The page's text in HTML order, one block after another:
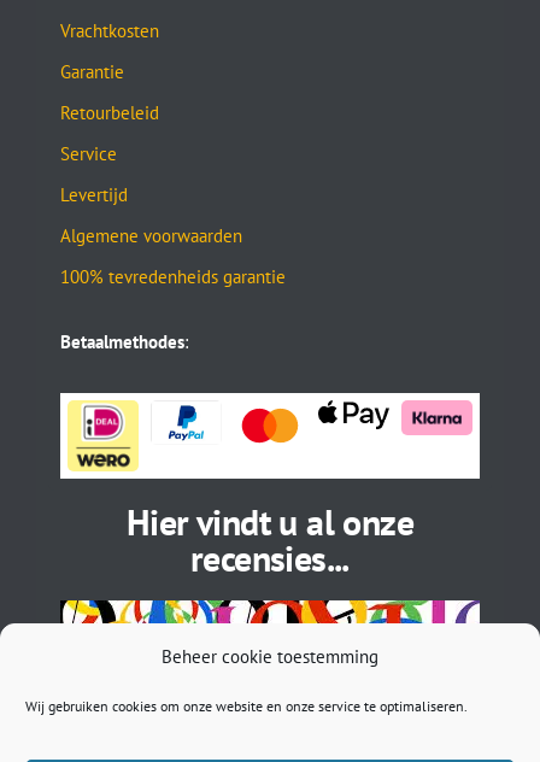
Beheer cookie toestemming
Wij gebruiken cookies om onze website en onze service te optimaliseren.
Vrachtkosten
Garantie
Retourbeleid
Service
Levertijd
Algemene voorwaarden
100% tevredenheids garantie
Betaalmethodes:
Hier vindt u al onze
recensies...